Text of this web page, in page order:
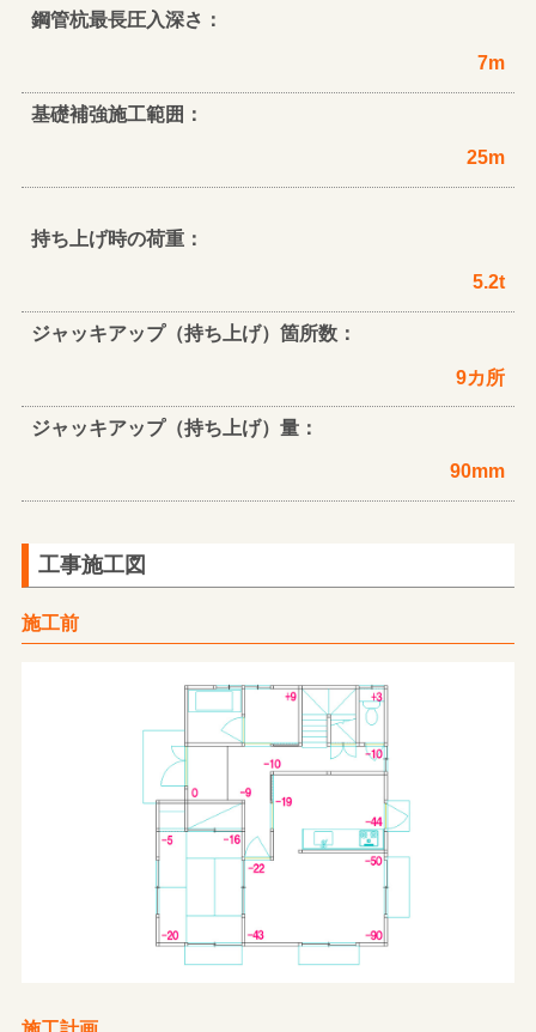
鋼管杭最長圧入深さ：
7m
基礎補強施工範囲：
25m
持ち上げ時の荷重：
5.2t
ジャッキアップ（持ち上げ）箇所数：
9カ所
ジャッキアップ（持ち上げ）量：
90mm
工事施工図
施工前